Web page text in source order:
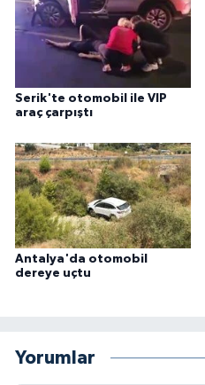
Serik'te otomobil ile VIP
araç çarpıştı
Antalya'da otomobil
dereye uçtu
Yorumlar